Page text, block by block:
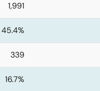
1,991
45.4%
339
16.7%